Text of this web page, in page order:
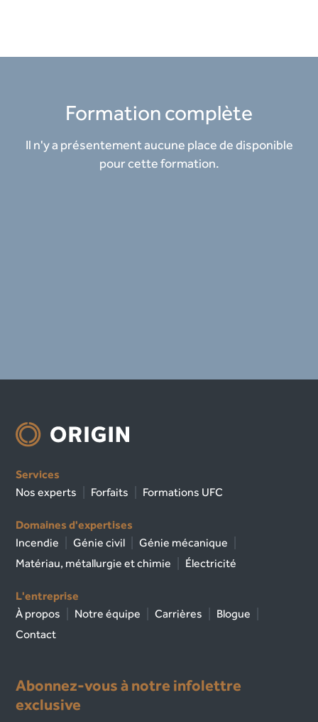
Formation complète
Il n'y a présentement aucune place de disponible
pour cette formation.
Services
Nos experts
Forfaits Formations UFC
Domaines d'expertises
Incendie
Génie civil
Génie mécanique
Matériau, métallurgie et chimie
Électricité
L'entreprise
À propos
Notre équipe Carrières
Blogue
Contact
Abonnez-vous à notre infolettre
exclusive